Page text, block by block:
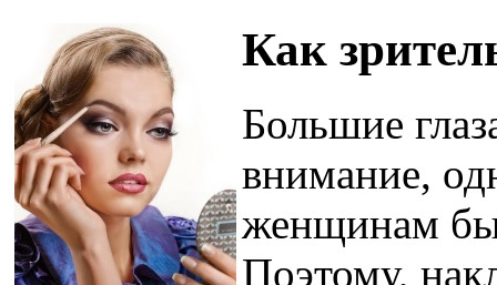
Как
Большие
внимание,
женщинам
Поэтому,